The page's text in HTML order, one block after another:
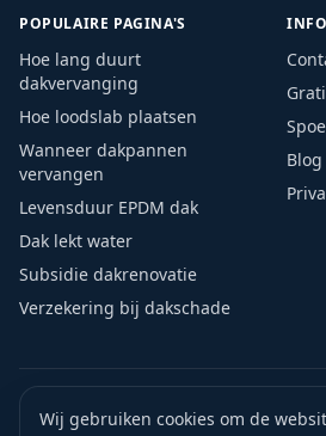
POPULAIRE PAGINA'S
Hoe lang duurt
dakvervanging
Hoe loodslab plaatsen
Wanneer dakpannen
vervangen
Levensduur EPDM dak
Dak lekt water
Subsidie dakrenovatie
Verzekering bij dakschade
🏛️KVK geregistreerd 🛡️ VCA
Wij gebruiken cookies om de